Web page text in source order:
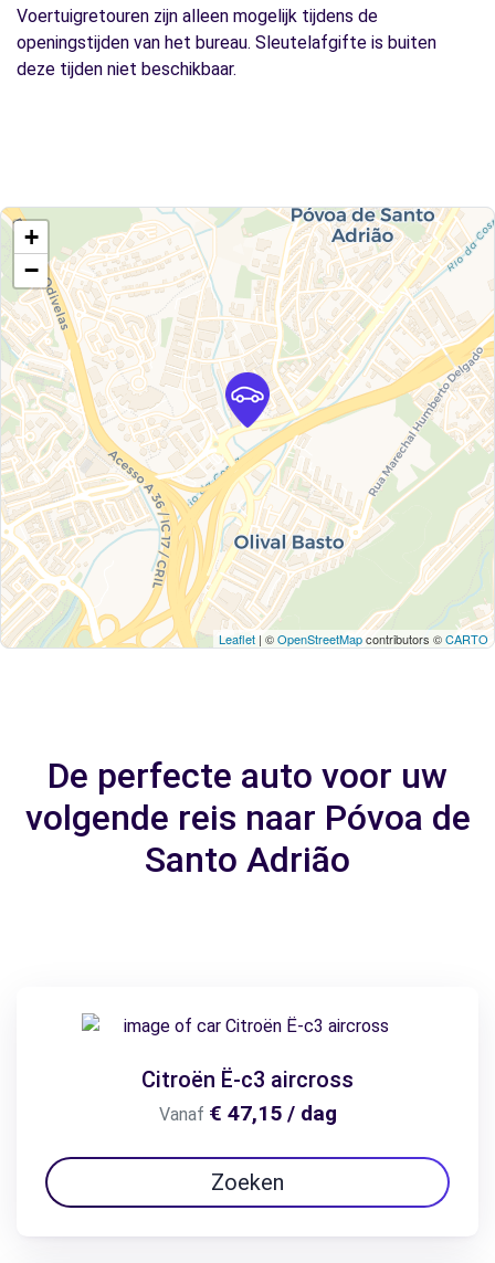
Voertuigretouren zijn alleen mogelijk tijdens de
openingstijden van het bureau. Sleutelafgifte is buiten
deze tijden niet beschikbaar.
+
−
Leaflet | ©OpenStreetMapcontributors ©CARTO
De perfecte auto voor uw
volgende reis naar Póvoa de
Santo Adrião
Citroën Ë-c3 aircross
Vanaf € 47,15 / dag
Zoeken